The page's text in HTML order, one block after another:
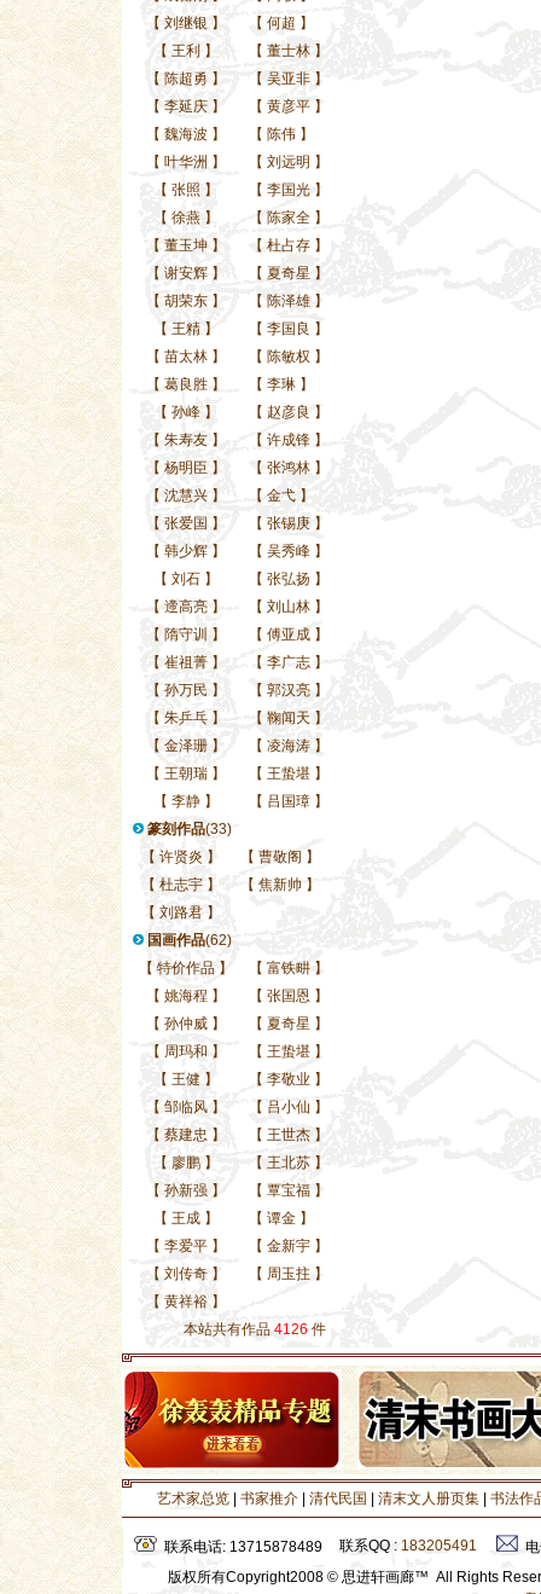
【 刘继银 】 【 何超 】
【 王利 】 【 董士林 】
【 陈超勇 】 【 吴亚非 】
【 李延庆】 【 黄彦平 】
【 魏海波 】 【 陈伟 】
【 叶华洲 】 【 刘远明 】
【 张照 】 【 李国光 】
【 徐燕】 【 陈家全 】
【 董玉坤】 【 杜占存 】
【 谢安辉】 【 夏奇星 】
【 胡荣东】 【 陈泽雄 】
【 王精】 【 李国良 】
【 苗太林】 【 陈敏权 】
【 葛良胜】 【 李琳 】
【 孙峰】 【 赵彦良 】
【 朱寿友】 【 许成锋 】
【 杨明臣 】 【 张鸿林 】
【 沈慧兴】 【 金弋 】
【 张爱国 】 【 张锡庚 】
【 韩少辉】 【 吴秀峰 】
【 刘石】 【 张弘扬 】
【 遆高亮】 【 刘山林 】
【 隋守训 】 【 傅亚成 】
【 崔祖菁】 【 李广志 】
【 孙万民 】 【 郭汉亮 】
【 朱乒乓】 【 鞠闻天 】
【 金泽珊】 【 凌海涛 】
【 王朝瑞】 【 王蛰堪 】
【 李静】 【 吕国璋 】
篆刻作品(33)
【 许贤炎 】 【 曹敬阁 】
【 杜志宇 】 【 焦新帅 】
【 刘路君 】
国画作品(62)
【 特价作品】 【 富铁畊 】
【 姚海程 】 【 张国恩 】
【 孙仲威】 【 夏奇星 】
【 周玛和 】 【 王蛰堪 】
【 王健】 【 李敬业 】
【 邹临风】 【 吕小仙 】
【 蔡建忠 】 【 王世杰 】
【 廖鹏】 【 王北苏 】
【 孙新强】 【 覃宝福 】
【 王成】 【 谭金 】
【 李爱平】 【 金新宇 】
【 刘传奇】 【 周玉拄 】
【 黄祥裕】
本站共有作品 4126 件
艺术家总览 书家推介 清代民国 清末文人册页集 书法作
联系电话: 13715878489 联系QQ : 183205491
版权所有Copyright2008 © 思进轩画廊™ All Rights